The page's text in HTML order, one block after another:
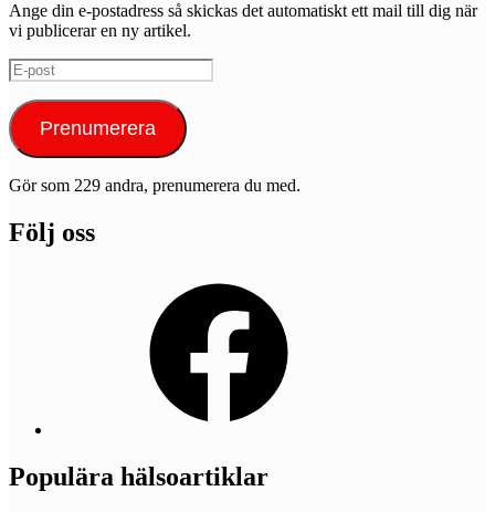
Ange din e-postadress så skickas det automatiskt ett mail till dig när
vi publicerar en ny artikel.
E-
post
Prenumerera
Gör som 229 andra, prenumerera du med.
Följ oss
Populära hälsoartiklar